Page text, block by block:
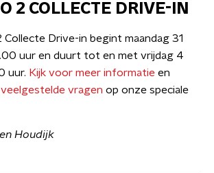
2 COLLECTE DRIVE-IN
Collecte Drive-in begint maandag 31
uur en duurt tot en met vrijdag 4
uur. Kijk voor meer informatie en
veelgestelde vragen op onze speciale
Houdijk